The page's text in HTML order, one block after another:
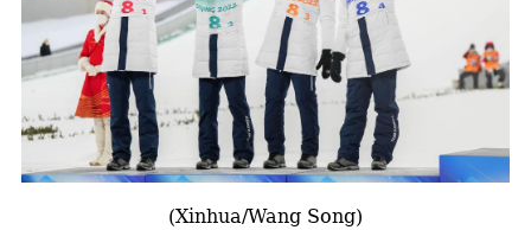
(Xinhua/Wang Song)